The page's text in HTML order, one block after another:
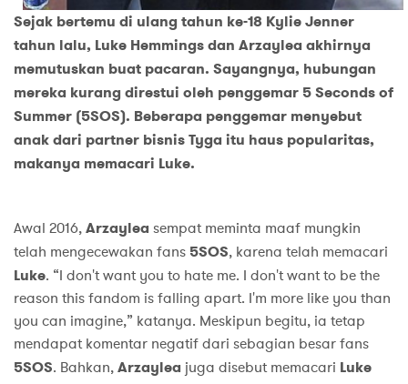
Sejak bertemu di ulang tahun ke-18 Kylie Jenner
tahun lalu, Luke Hemmings dan Arzaylea akhirnya
memutuskan buat pacaran. Sayangnya, hubungan
mereka kurang direstui oleh penggemar 5 Seconds of
Summer (5SOS). Beberapa penggemar menyebut
anak dari partner bisnis Tyga itu haus popularitas,
makanya memacari Luke.
Awal 2016,Arzaylea sempat meminta maaf mungkin
telah mengecewakan fans 5SOS, karena telah memacari
Luke. “I don't want you to hate me. I don't want to be the
reason this fandom is falling apart. I'm more like you than
you can imagine,” katanya. Meskipun begitu, ia tetap
mendapat komentar negatif dari sebagian besar fans
5SOS. Bahkan,Arzaylea juga disebut memacari Luke